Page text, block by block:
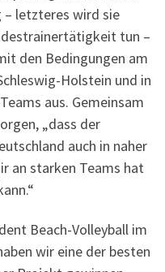
letzteres wird sie
tun –
den Bedingungen am
Holstein und in
aus. Gemeinsam
„dass der
auch in naher
an starken Teams hat
Beach-Volleyball im
wir eine der besten